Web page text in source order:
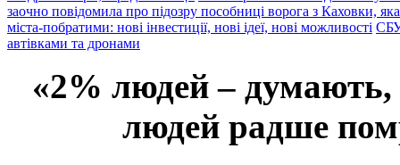
заочно повідомила про підозру пособниці ворога з Каховки,
міста-побратими: нові інвестиції, нові ідеї, нові можливості СБУ
автівками та дронами
«2% людей –
людей радше